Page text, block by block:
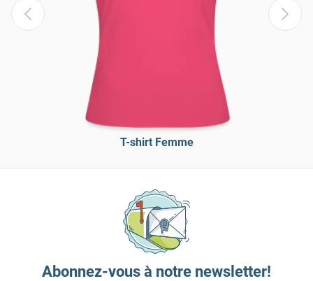
T-shirt Femme
Abonnez-vous à notre newsletter!